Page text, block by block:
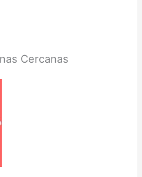
Cercanas